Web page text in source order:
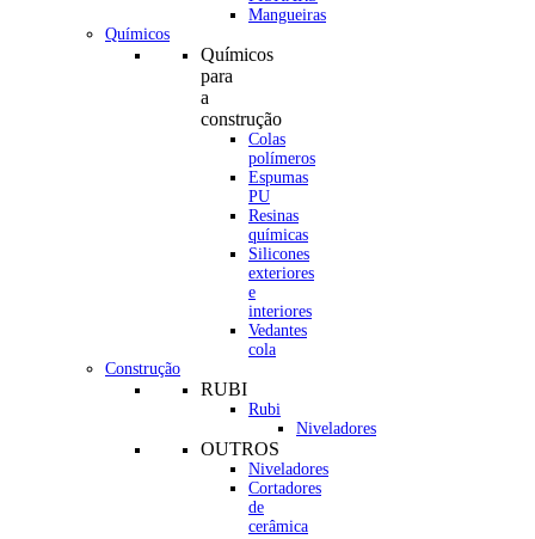
Mangueiras
Químicos
Químicos
para
a
construção
Colas
polímeros
Espumas
PU
Resinas
químicas
Silicones
exteriores
e
interiores
Vedantes
cola
Construção
RUBI
Rubi
Niveladores
OUTROS
Niveladores
Cortadores
de
cerâmica